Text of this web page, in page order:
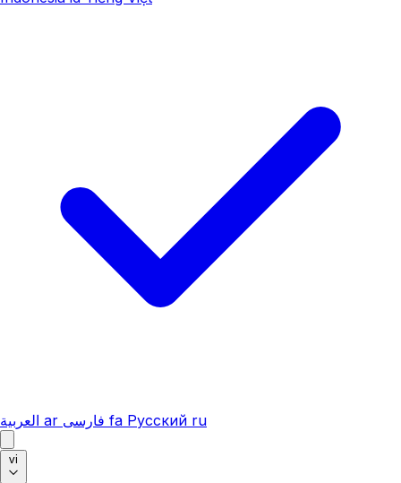
العربية ar فارسی fa Русский ru
vi